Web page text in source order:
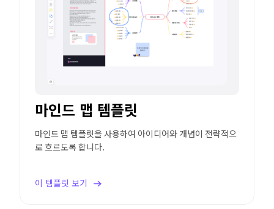
마인드 맵 템플릿
마인드 맵 템플릿을 사용하여 아이디어와 개념이 전략적으
로 흐르도록 합니다.
이 템플릿 보기